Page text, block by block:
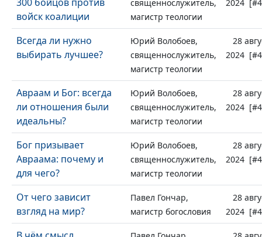
войск коалиции
священнослужитель,
магистр теологии
2024
Всегда ли нужно
выбирать лучшее?
Юрий Волобоев,
священнослужитель,
магистр теологии
28
2024
Авраам и Бог: всегда
ли отношения были
идеальны?
Юрий Волобоев,
священнослужитель,
магистр теологии
28
2024
Бог призывает
Авраама: почему и
для чего?
Юрий Волобоев,
священнослужитель,
магистр теологии
28
2024
От чего зависит
взгляд на мир?
Павел Гончар,
магистр богословия
28
2024